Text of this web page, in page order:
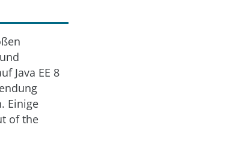
Java EE 8
Einige
of the